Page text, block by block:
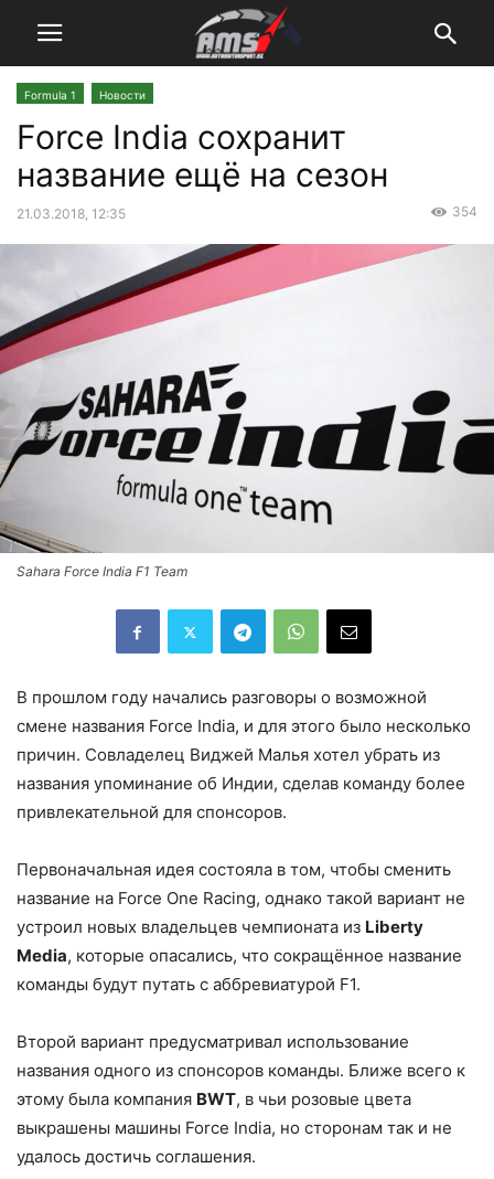
Formula 1 Новости
Force India сохранит
название ещё на сезон
21.03.2018, 12:35 354
Sahara Force India F1 Team
В прошлом году начались разговоры о возможной
смене названия Force India, и для этого было несколько
причин. Совладелец Виджей Малья хотел убрать из
названия упоминание об Индии, сделав команду более
привлекательной для спонсоров.
Первоначальная идея состояла в том, чтобы сменить
название на Force One Racing, однако такой вариант не
устроил новых владельцев чемпионата из Liberty
Media, которые опасались, что сокращённое название
команды будут путать с аббревиатурой F1.
Второй вариант предусматривал использование
названия одного из спонсоров команды. Ближе всего к
этому была компания BWT, в чьи розовые цвета
выкрашены машины Force India, но сторонам так и не
удалось достичь соглашения.